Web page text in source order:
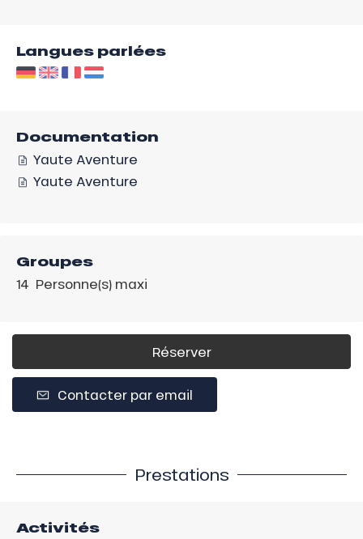
Langues parlées
Documentation
Yaute Aventure
Yaute Aventure
Groupes
14 Personne(s) maxi
Réserver
Contacter par email
Prestations
Activités